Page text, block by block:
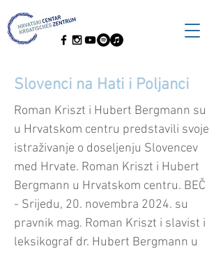
Slovenci na Hati i Poljanci
Roman Kriszt i Hubert Bergmann su
u Hrvatskom centru predstavili svoje
istraživanje o doseljenju Slovencev
med Hrvate. Roman Kriszt i Hubert
Bergmann u Hrvatskom centru. BEČ
- Srijedu, 20. novembra 2024. su
pravnik mag. Roman Kriszt i slavist i
leksikograf dr. Hubert Bergmann u